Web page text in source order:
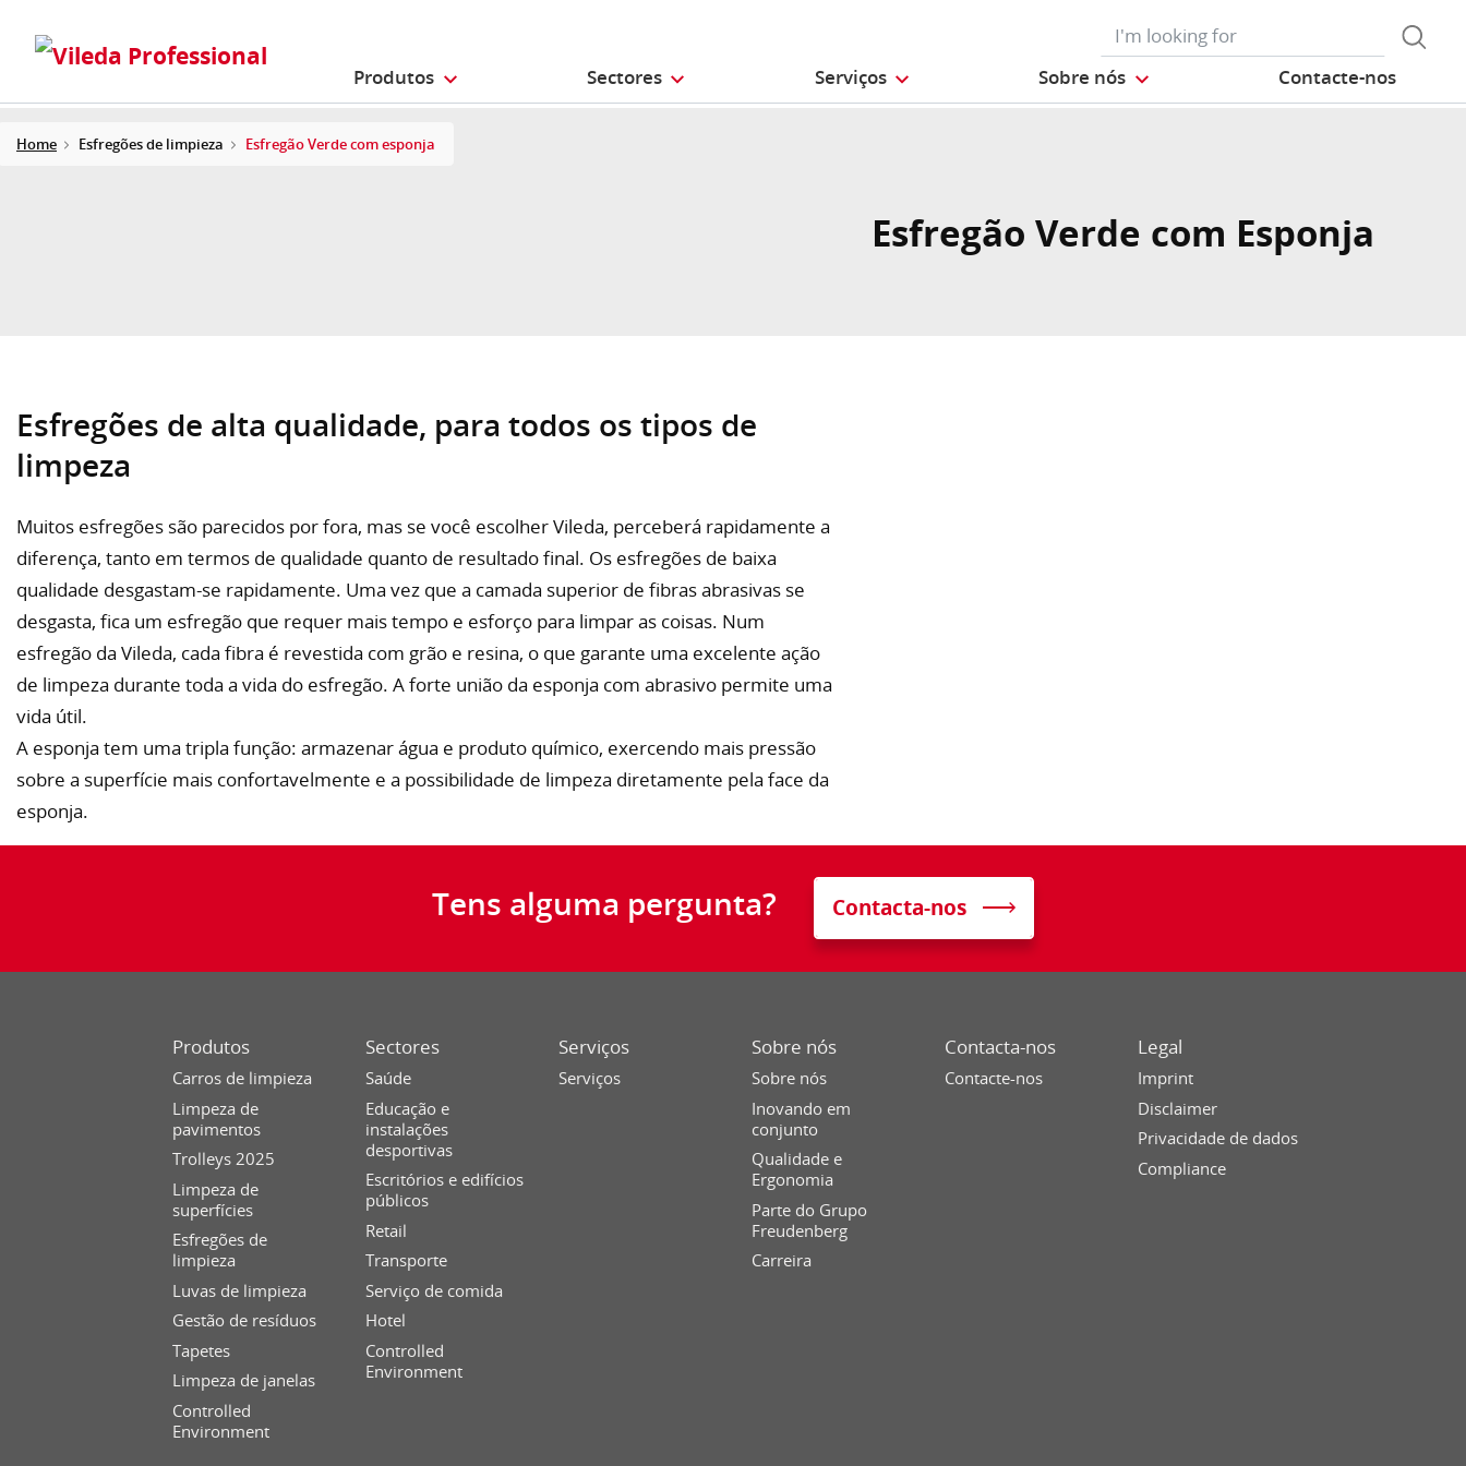
Produtos Sectores Serviços Sobre nós Contacte-nos
Home Esfregões de limpieza Esfregão Verde com esponja
Esfregão Verde com Esponja
Esfregões de alta qualidade, para todos os tipos de
limpeza
Muitos esfregões são parecidos por fora, mas se você escolher Vileda, perceberá rapidamente a
diferença, tanto em termos de qualidade quanto de resultado final. Os esfregões de baixa
qualidade desgastam-se rapidamente. Uma vez que a camada superior de fibras abrasivas se
desgasta, fica um esfregão que requer mais tempo e esforço para limpar as coisas. Num
esfregão da Vileda, cada fibra é revestida com grão e resina, o que garante uma excelente ação
de limpeza durante toda a vida do esfregão. A forte união da esponja com abrasivo permite uma
vida útil.
A esponja tem uma tripla função: armazenar água e produto químico, exercendo mais pressão
sobre a superfície mais confortavelmente e a possibilidade de limpeza diretamente pela face da
esponja.
Tens alguma pergunta? Contacta-nos
Produtos
Carros de limpieza
Limpeza de
pavimentos
Trolleys 2025
Limpeza de
superfícies
Esfregões de
limpieza
Luvas de limpieza
Gestão de resíduos
Tapetes
Limpeza de janelas
Controlled
Environment
Sectores
Saúde
Educação e
instalações
desportivas
Escritórios e edifícios
públicos
Retail
Transporte
Serviço de comida
Hotel
Controlled
Environment
Serviços
Serviços
Sobre nós
Sobre nós
Inovando em
conjunto
Qualidade e
Ergonomia
Parte do Grupo
Freudenberg
Carreira
Contacta-nos
Contacte-nos
Legal
Imprint
Disclaimer
Privacidade de dados
Compliance